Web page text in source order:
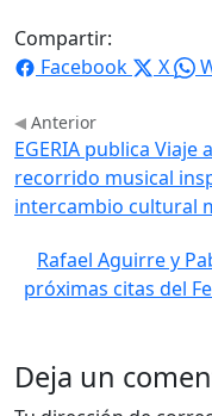
Compartir:
Facebook
X
Anterior
EGERIA publica
recorrido musical
intercambio cultural
Rafael Aguirre y
próximas citas del
Deja un